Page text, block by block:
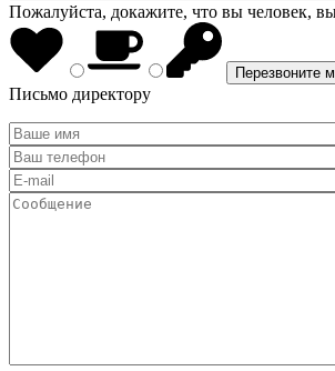
Пожалуйста, докажите, что вы человек,
Письмо директору